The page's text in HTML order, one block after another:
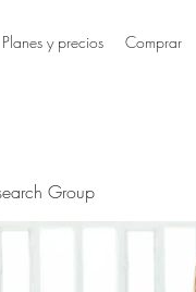
Planes y precios Comprar
Group